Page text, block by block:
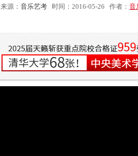
来源：音乐艺考 时间：2016-05-26 作者：音